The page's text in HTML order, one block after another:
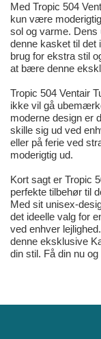
Med Tropic 504
kun være
sol og varme. Dens
denne kasket til det
brug for ekstra stil
at bære denne
Tropic 504 Ventair
ikke vil gå
moderne design er
skille sig ud ved
eller på ferie ved
moderigtig ud.
Kort sagt er Tropic
perfekte tilbehør til
Med sit unisex-
det ideelle valg for
ved enhver
denne eksklusive
din stil. Få din nu